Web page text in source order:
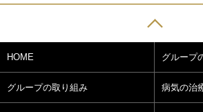
HOME グループ
グループの取り組み 病気の治